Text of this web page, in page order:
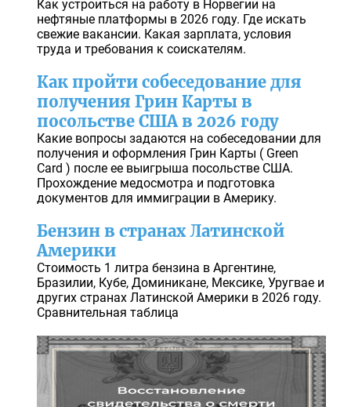
Как устроиться на работу в Норвегии на
нефтяные платформы в 2026 году. Где искать
свежие вакансии. Какая зарплата, условия
труда и требования к соискателям.
Как пройти собеседование для
получения Грин Карты в
посольстве США в 2026 году
Какие вопросы задаются на собеседовании для
получения и оформления Грин Карты ( Green
Card ) после ее выигрыша посольстве США.
Прохождение медосмотра и подготовка
документов для иммиграции в Америку.
Бензин в странах Латинской
Америки
Стоимость 1 литра бензина в Аргентине,
Бразилии, Кубе, Доминикане, Мексике, Уругвае и
других странах Латинской Америки в 2026 году.
Сравнительная таблица